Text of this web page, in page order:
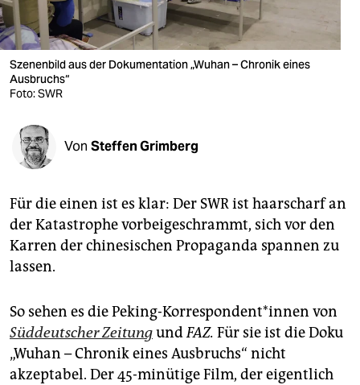
wahrheit
verlag
verlag
shop
fragen & hilfe
unterstützen
abo
genossenschaft
epaper login
Szenenbild aus der Dokumentation „Wuhan – Chronik eines
Ausbruchs“
Foto: SWR
Von Steffen Grimberg
Für die einen ist es klar: Der SWR ist haarscharf an
der Katastrophe vorbeigeschrammt, sich vor den
Karren der chinesischen Propaganda spannen zu
lassen.
So sehen es die Peking-Kor­res­pondent*innen von
Süddeutscher ZeitungundFAZ. Für sie ist die Doku
„Wuhan – Chronik eines Ausbruchs“ nicht
akzeptabel. Der 45-minütige Film, der eigentlich